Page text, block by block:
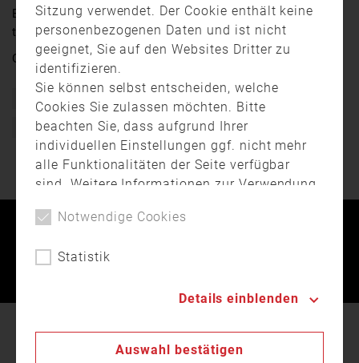
Es ist nicht nur ungemütlich, windig und nass, sondern
teilweise auch gefährlich in der Stadt.
Quelle:muenchen.tv
Einsatz Freiwillige Feuerwehr
München Unwetter
Sitzung verwendet. Der Cookie enthält keine
personenbezogenen Daten und ist nicht
geeignet, Sie auf den Websites Dritter zu
identifizieren.
Sie können selbst entscheiden, welche
Cookies Sie zulassen möchten. Bitte
beachten Sie, dass aufgrund Ihrer
individuellen Einstellungen ggf. nicht mehr
alle Funktionalitäten der Seite verfügbar
sind. Weitere Informationen zur Verwendung
Verarbeitung personenbezogener Daten
Notwendige Cookies
Statistik
Details einblenden
Auswahl bestätigen
Datenschutzerklärung
den Einsatz von Cookies auf unserer Webseite.